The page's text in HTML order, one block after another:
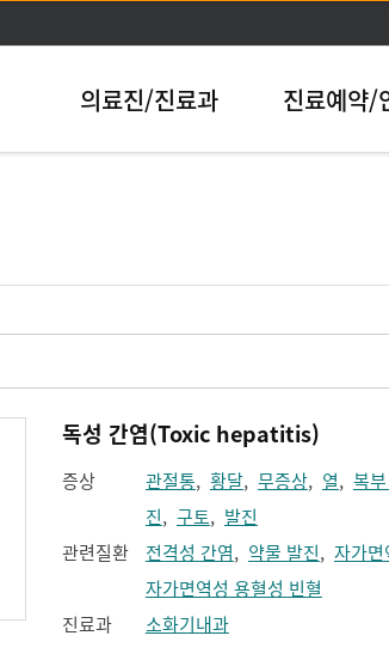
의료진/진료과 진료예약/
독성 간염(Toxic hepatitis)
증상 관절통, 황달, 무증상, 열, 복
진, 구토, 발진
관련질환
전격성 간염, 약물 발진, 자가면
자가면역성 용혈성 빈혈
진료과
소화기내과